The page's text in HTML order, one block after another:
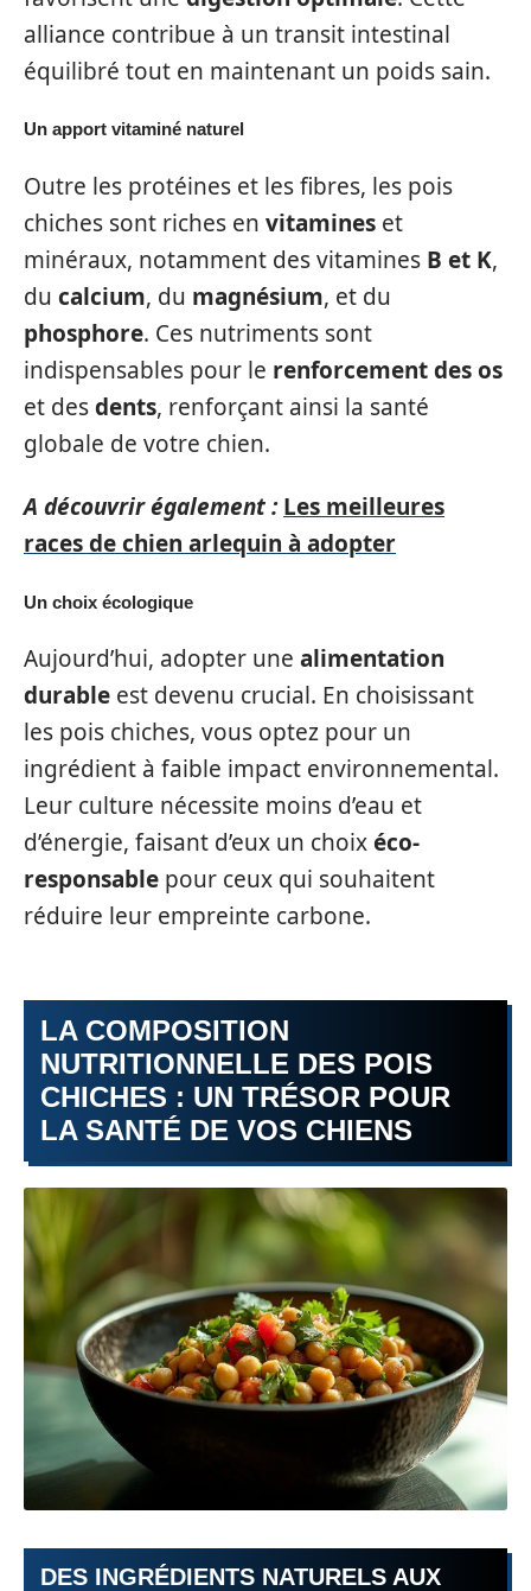
alliance contribue à un transit intestinal
équilibré tout en maintenant un poids sain.
Un apport vitaminé naturel
Outre les protéines et les fibres, les pois
chiches sont riches en vitamines et
minéraux, notamment des vitamines B et K,
du calcium, du magnésium, et du
phosphore. Ces nutriments sont
indispensables pour le renforcement des os
et desdents, renforçant ainsi la santé
globale de votre chien.
A découvrir également : Les meilleures
races de chien arlequin à adopter
Un choix écologique
Aujourd’hui, adopter une alimentation
durable est devenu crucial. En choisissant
les pois chiches, vous optez pour un
ingrédient à faible impact environnemental.
Leur culture nécessite moins d’eau et
d’énergie, faisant d’eux un choixéco-
responsable pour ceux qui souhaitent
réduire leur empreinte carbone.
LA COMPOSITION
NUTRITIONNELLE DES POIS
CHICHES : UN TRÉSOR POUR
LA SANTÉ DE VOS CHIENS
DES INGRÉDIENTS NATURELS AUX